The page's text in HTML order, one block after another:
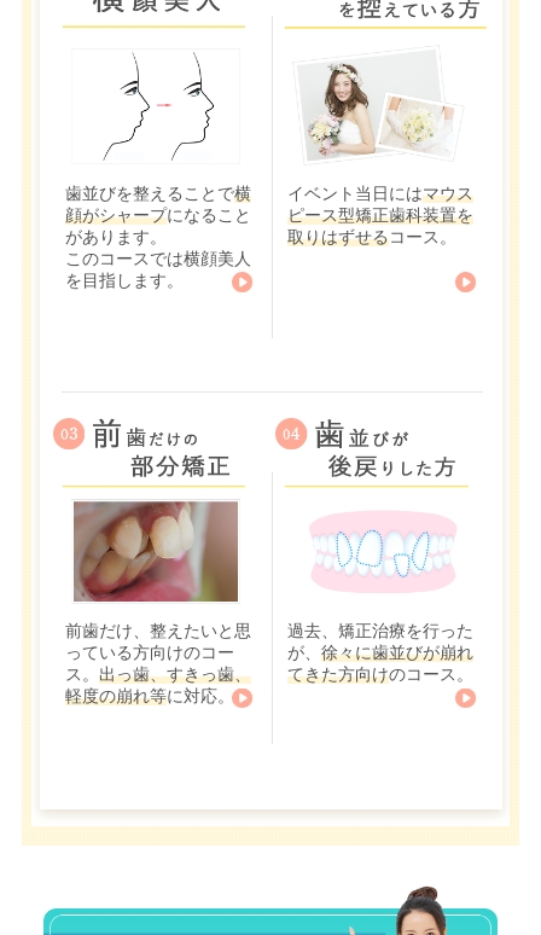
歯並びを整えることで横
顔がシャープになること
があります。
このコースでは横顔美人
を目指します。
イベント当日にはマウス
ピース型矯正歯科装置を
取りはずせるコース。
前歯だけ、整えたいと思
っている方向けのコー
ス。 出っ歯、すきっ歯、
軽度の崩れ等に対応。
過去、矯正治療を行った
が、徐々に歯並びが崩れ
てきた方向けのコース。